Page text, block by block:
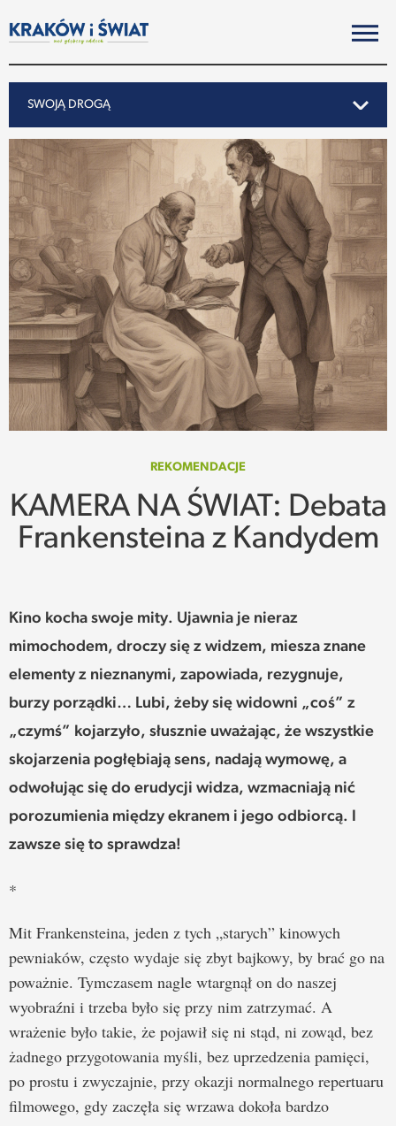
SWOJĄ DROGĄ
SWOJĄ DROGĄ
REPORTAŻ
NOTY ZE ŚWIATA
PO KRAKOSKU
MIASTO
SUBIEKTYWNIE
SPOTKANIE
REKOMENDACJE
FELIETONY
TEKSTY Z MIESIĘCZNIKA
PODCAST
REKOMENDACJE
KAMERA NA ŚWIAT: Debata
Frankensteina z Kandydem
Kino kocha swoje mity. Ujawnia je nieraz
mimochodem, droczy się z widzem, miesza znane
elementy z nieznanymi, zapowiada, rezygnuje,
burzy porządki… Lubi, żeby się widowni „coś” z
„czymś” kojarzyło, słusznie uważając, że wszystkie
skojarzenia pogłębiają sens, nadają wymowę, a
odwołując się do erudycji widza, wzmacniają nić
porozumienia między ekranem i jego odbiorcą. I
zawsze się to sprawdza!
*
Mit Frankensteina, jeden z tych „starych” kinowych
pewniaków, często wydaje się zbyt bajkowy, by brać go na
poważnie. Tymczasem nagle wtargnął on do naszej
wyobraźni i trzeba było się przy nim zatrzymać. A
wrażenie było takie, że pojawił się ni stąd, ni zowąd, bez
żadnego przygotowania myśli, bez uprzedzenia pamięci,
po prostu i zwyczajnie, przy okazji normalnego repertuaru
filmowego, gdy zaczęła się wrzawa dokoła bardzo